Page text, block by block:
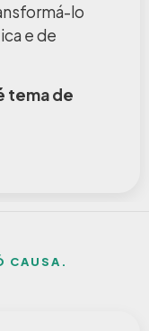
lo
e de
tema de
CAUSA.